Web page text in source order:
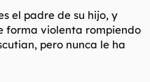
el padre de su hijo, y
forma violenta rompiendo
pero nunca le ha